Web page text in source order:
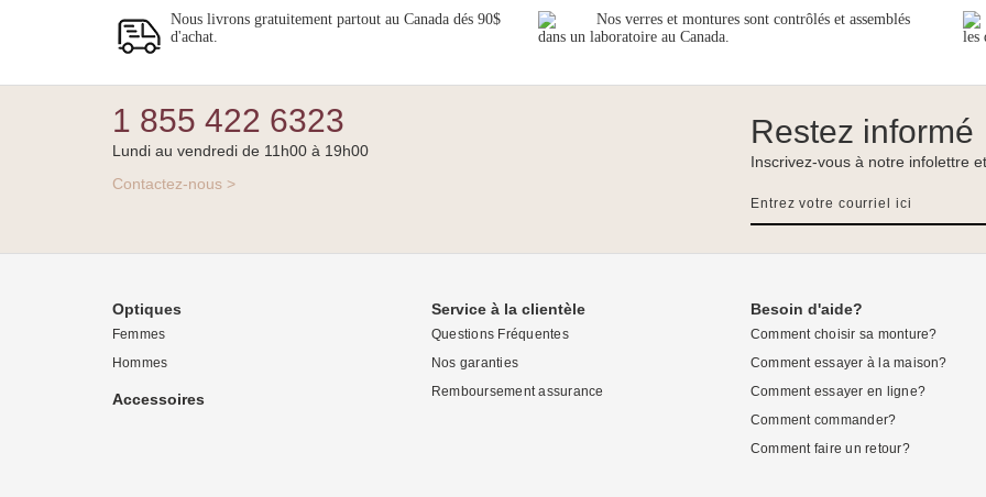
Nous livrons gratuitement partout au Canada dés 90$
d'achat.
Nos verres et montures sont contrôlés et assemblés
dans un laboratoire au Canada.
les
1 855 422 6323
Lundi au vendredi de 11h00 à 19h00
Contactez-nous >
Restez informé
Inscrivez-vous à notre infolettre
Optiques
Femmes
Hommes
Accessoires
Service à la clientèle
Questions Fréquentes
Nos garanties
Remboursement assurance
Besoin d'aide?
Comment choisir sa monture?
Comment essayer à la maison?
Comment essayer en ligne?
Comment commander?
Comment faire un retour?